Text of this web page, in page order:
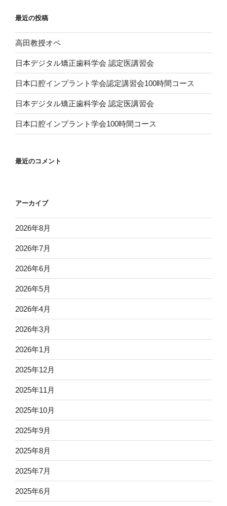
最近の投稿
高田教授オペ
日本デジタル矯正歯科学会 認定医講習会
日本口腔インプラント学会認定講習会100時間コース
日本デジタル矯正歯科学会 認定医講習会
日本口腔インプラント学会100時間コース
最近のコメント
アーカイブ
2026年8月
2026年7月
2026年6月
2026年5月
2026年4月
2026年3月
2026年1月
2025年12月
2025年11月
2025年10月
2025年9月
2025年8月
2025年7月
2025年6月